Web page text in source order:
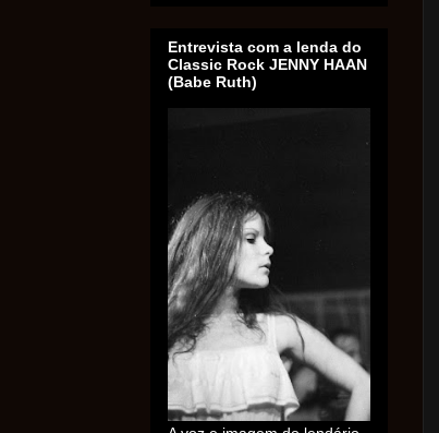
Entrevista com a lenda do
Classic Rock JENNY HAAN
(Babe Ruth)